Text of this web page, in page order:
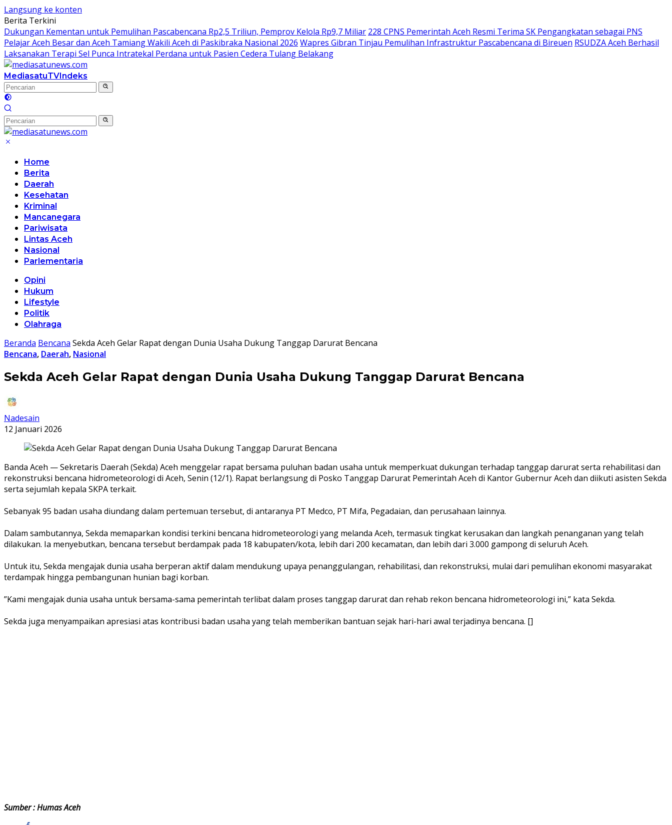
Langsung ke konten
Berita Terkini
Dukungan Kementan untuk Pemulihan Pascabencana Rp2,5 Triliun, Pemprov Kelola Rp9,7 Miliar 228 CPNS Pemerintah Aceh Resmi Terima SK Pengangkatan sebagai PNS
Pelajar Aceh Besar dan Aceh Tamiang Wakili Aceh di Paskibraka Nasional 2026 Wapres Gibran Tinjau Pemulihan Infrastruktur Pascabencana di Bireuen RSUDZA Aceh Berhasil
Laksanakan Terapi Sel Punca Intratekal Perdana untuk Pasien Cedera Tulang Belakang
MediasatuTVIndeks
Home
Berita
Daerah
Kesehatan
Kriminal
Mancanegara
Pariwisata
Lintas Aceh
Nasional
Parlementaria
Opini
Hukum
Lifestyle
Politik
Olahraga
Beranda Bencana Sekda Aceh Gelar Rapat dengan Dunia Usaha Dukung Tanggap Darurat Bencana
Bencana, Daerah, Nasional
Sekda Aceh Gelar Rapat dengan Dunia Usaha Dukung Tanggap Darurat Bencana
Nadesain
12 Januari 2026
‎Banda Aceh — Sekretaris Daerah (Sekda) Aceh menggelar rapat bersama puluhan badan usaha untuk memperkuat dukungan terhadap tanggap darurat serta rehabilitasi dan
rekonstruksi bencana hidrometeorologi di Aceh, Senin (12/1). Rapat berlangsung di Posko Tanggap Darurat Pemerintah Aceh di Kantor Gubernur Aceh dan diikuti asisten Sekda
serta sejumlah kepala SKPA terkait.
‎Sebanyak 95 badan usaha diundang dalam pertemuan tersebut, di antaranya PT Medco, PT Mifa, Pegadaian, dan perusahaan lainnya.
‎Dalam sambutannya, Sekda memaparkan kondisi terkini bencana hidrometeorologi yang melanda Aceh, termasuk tingkat kerusakan dan langkah penanganan yang telah
dilakukan. Ia menyebutkan, bencana tersebut berdampak pada 18 kabupaten/kota, lebih dari 200 kecamatan, dan lebih dari 3.000 gampong di seluruh Aceh.
‎Untuk itu, Sekda mengajak dunia usaha berperan aktif dalam mendukung upaya penanggulangan, rehabilitasi, dan rekonstruksi, mulai dari pemulihan ekonomi masyarakat
terdampak hingga pembangunan hunian bagi korban.
‎”Kami mengajak dunia usaha untuk bersama-sama pemerintah terlibat dalam proses tanggap darurat dan rehab rekon bencana hidrometeorologi ini,” kata Sekda.
‎Sekda juga menyampaikan apresiasi atas kontribusi badan usaha yang telah memberikan bantuan sejak hari-hari awal terjadinya bencana. []
Sumber : Humas Aceh